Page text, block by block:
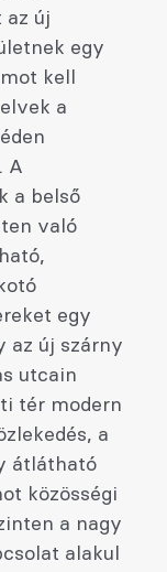
az új
egy
kell
a
A
a belső
való
egy
az új szárny
utcain
tér modern
a
átlátható
közösségi
a nagy
alakul